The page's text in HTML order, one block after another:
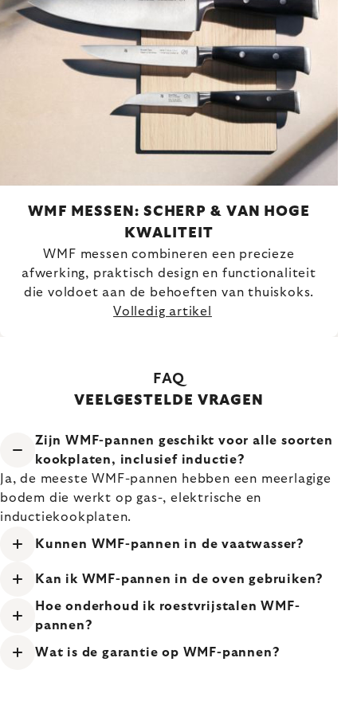
WMF MESSEN: SCHERP & VAN HOGE
KWALITEIT
WMF messen combineren een precieze
afwerking, praktisch design en functionaliteit
die voldoet aan de behoeften van thuiskoks.
Volledig artikel
FAQ
VEELGESTELDE VRAGEN
Zijn WMF-pannen geschikt voor alle soorten
kookplaten, inclusief inductie?
Ja, de meeste WMF-pannen hebben een meerlagige
bodem die werkt op gas-, elektrische en
inductiekookplaten.
Kunnen WMF-pannen in de vaatwasser?
Kan ik WMF-pannen in de oven gebruiken?
Hoe onderhoud ik roestvrijstalen WMF-
pannen?
Wat is de garantie op WMF-pannen?